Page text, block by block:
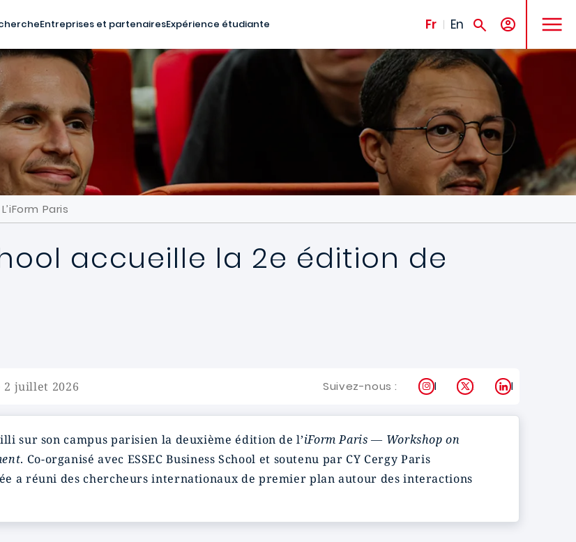
Entreprises et partenairesExpérience étudiante Fr En
MENU
Paris
accueille la 2e édition de
2 juillet 2026 Suivez-nous : Instagram
X LinkedIn
sur son campus parisien la deuxième édition de l’iForm Paris — Workshop on
. Co-organisé avec ESSEC Business School et soutenu par CY Cergy Paris
a réuni des chercheurs internationaux de premier plan autour des interactions